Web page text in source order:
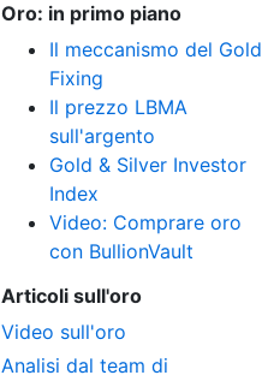
Oro: in primo piano
Il meccanismo del Gold
Fixing
Il prezzo LBMA
sull'argento
Gold & Silver Investor
Index
Video: Comprare oro
con BullionVault
Articoli sull'oro
Video sull'oro
Analisi dal team di